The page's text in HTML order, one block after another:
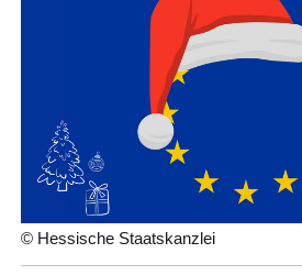
© Hessische Staatskanzlei